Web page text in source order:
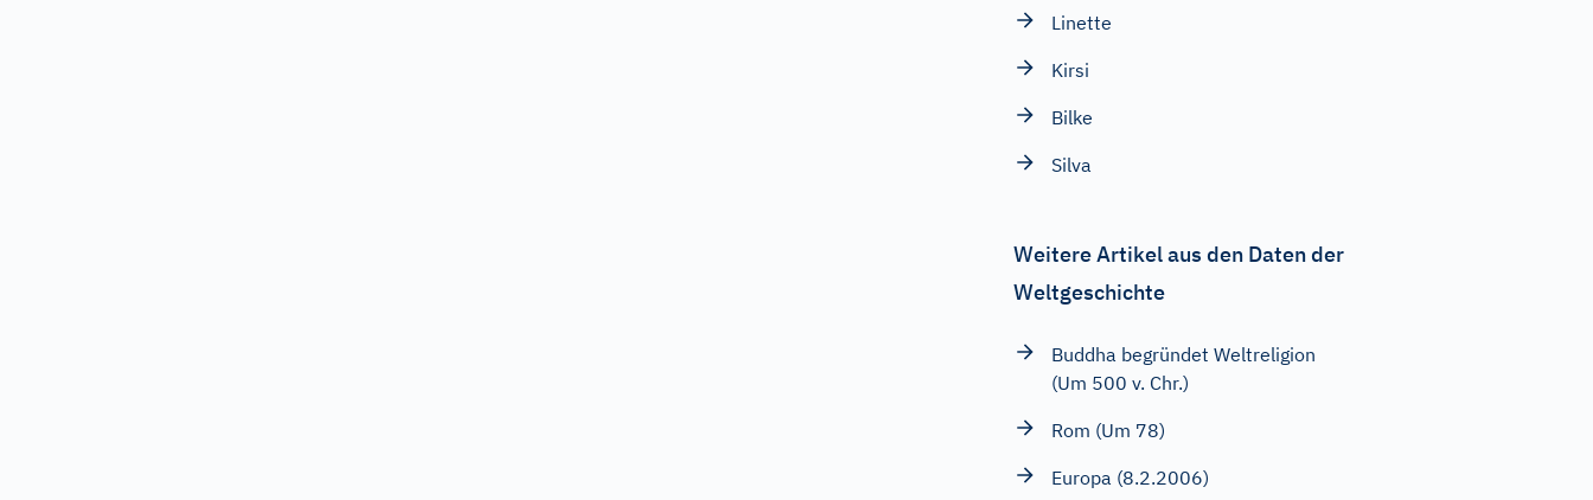
Linette
Kirsi
Bilke
Silva
Weitere Artikel aus den Daten der
Weltgeschichte
Buddha begründet Weltreligion
(Um 500 v. Chr.)
Rom (Um 78)
Europa (8.2.2006)